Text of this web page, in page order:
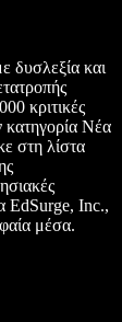
δυσλεξία και
κριτικές
κατηγορία Νέα
στη λίστα
EdSurge, Inc.,
μέσα.